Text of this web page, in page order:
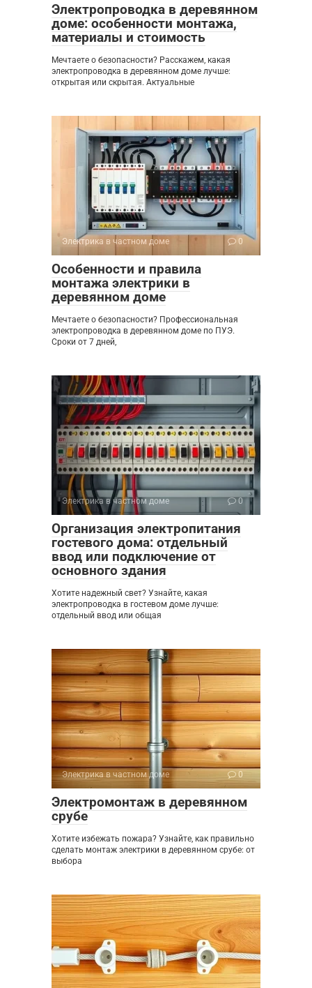
Электропроводка в деревянном
доме: особенности монтажа,
материалы и стоимость
Мечтаете о безопасности? Расскажем, какая
электропроводка в деревянном доме лучше:
открытая или скрытая. Актуальные
Электрика в частном доме 0
Особенности и правила
монтажа электрики в
деревянном доме
Мечтаете о безопасности? Профессиональная
электропроводка в деревянном доме по ПУЭ.
Сроки от 7 дней,
Электрика в частном доме 0
Организация электропитания
гостевого дома: отдельный
ввод или подключение от
основного здания
Хотите надежный свет? Узнайте, какая
электропроводка в гостевом доме лучше:
отдельный ввод или общая
Электрика в частном доме 0
Электромонтаж в деревянном
срубе
Хотите избежать пожара? Узнайте, как правильно
сделать монтаж электрики в деревянном срубе: от
выбора